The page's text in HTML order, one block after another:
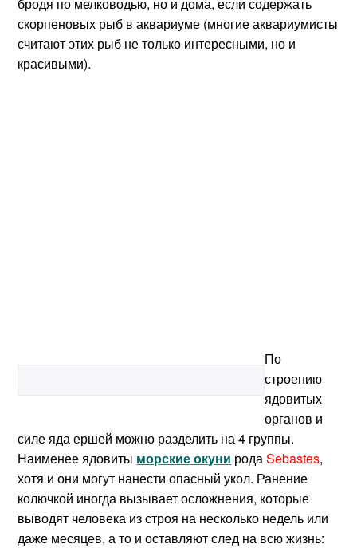
скорпеновых рыб в аквариуме (многие аквариумисты
считают этих рыб не только интересными, но и
красивыми).
По
строению
ядовитых
органов и
силе яда ершей можно разделить на 4 группы.
Наименее ядовиты морские окуни родаSebastes,
хотя и они могут нанести опасный укол. Ранение
колючкой иногда вызывает осложнения, которые
выводят человека из строя на несколько недель или
даже месяцев, а то и оставляют след на всю жизнь: